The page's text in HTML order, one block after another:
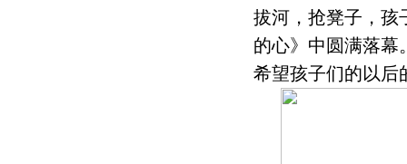
拔河，抢凳子，孩
的心》中圆满落幕
希望孩子们的以后